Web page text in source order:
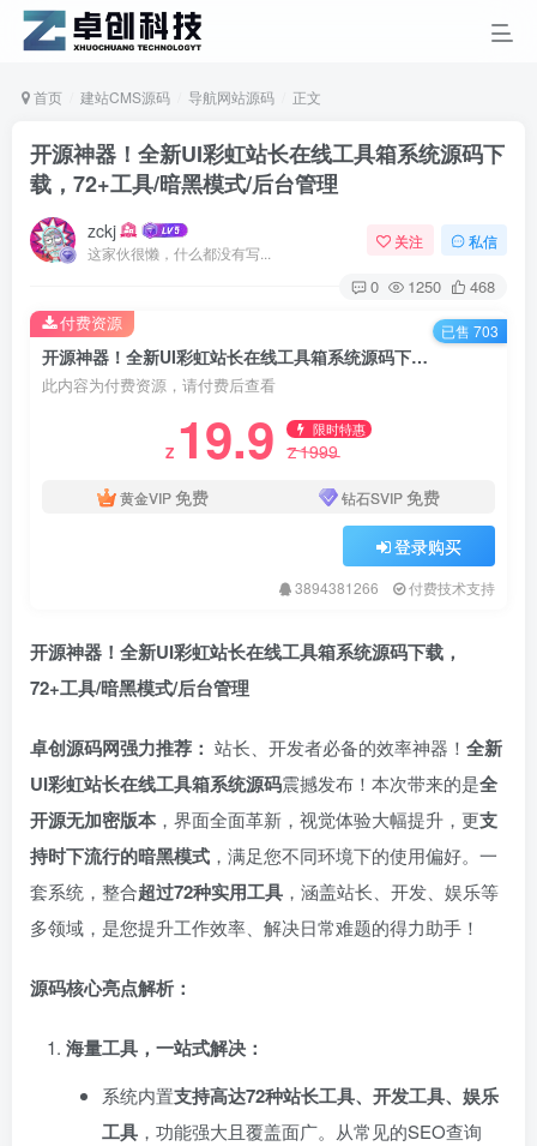
首页 建站CMS源码 导航网站源码 正文
开源神器！全新UI彩虹站长在线工具箱系统源码下
载，72+工具/暗黑模式/后台管理
zckj
这家伙很懒，什么都没有写...
关注 私信
0 1250 468
开源神器！全新UI彩虹站长在线工具箱系统源码下载，72+工具/暗黑模式/后台管理
此内容为付费资源，请付费后查看
Z 19.9 限时特惠
Z1999
黄金VIP免费 钻石SVIP免费
登录购买
3894381266 付费技术支持
付费资源 已售 703
开源神器！全新UI彩虹站长在线工具箱系统源码下载，
72+工具/暗黑模式/后台管理
卓创源码网强力推荐：​ 站长、开发者必备的效率神器！​ 全新
UI彩虹站长在线工具箱系统源码震撼发布！本次带来的是全
开源无加密版本，界面全面革新，视觉体验大幅提升，更支
持时下流行的暗黑模式 ，满足您不同环境下的使用偏好。一
套系统，整合超过72种实用工具 ，涵盖站长、开发、娱乐等
多领域，是您提升工作效率、解决日常难题的得力助手！
源码核心亮点解析：​
海量工具，一站式解决：​
系统内置支持高达72种站长工具、开发工具、娱乐
工具 ，功能强大且覆盖面广。从常见的SEO查询